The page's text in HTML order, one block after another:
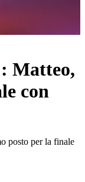
Matteo,
con
posto per la finale